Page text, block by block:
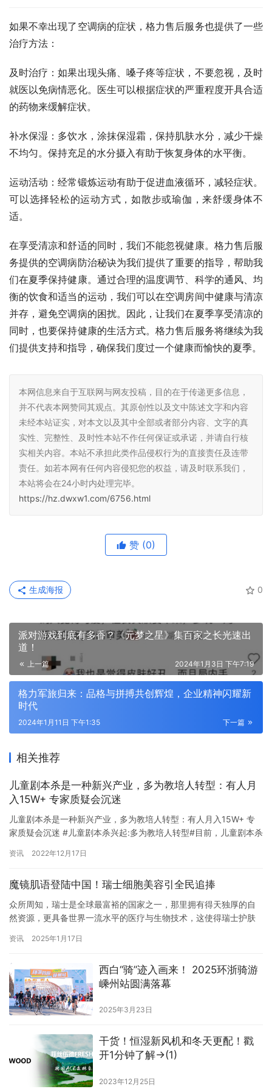
如果不幸出现了空调病的症状，格力售后服务也提供了一些
治疗方法：
及时治疗：如果出现头痛、嗓子疼等症状，不要忽视，及时
就医以免病情恶化。医生可以根据症状的严重程度开具合适
的药物来缓解症状。
补水保湿：多饮水，涂抹保湿霜，保持肌肤水分，减少干燥
不均匀。保持充足的水分摄入有助于恢复身体的水平衡。
运动活动：经常锻炼运动有助于促进血液循环，减轻症状。
可以选择轻松的运动方式，如散步或瑜伽，来舒缓身体不
适。
在享受清凉和舒适的同时，我们不能忽视健康。格力售后服
务提供的空调病防治秘诀为我们提供了重要的指导，帮助我
们在夏季保持健康。通过合理的温度调节、科学的通风、均
衡的饮食和适当的运动，我们可以在空调房间中健康与清凉
并存，避免空调病的困扰。因此，让我们在夏季享受清凉的
同时，也要保持健康的生活方式。格力售后服务将继续为我
们提供支持和指导，确保我们度过一个健康而愉快的夏季。
本网信息来自于互联网与网友投稿，目的在于传递更多信息，
并不代表本网赞同其观点。其原创性以及文中陈述文字和内容
未经本站证实，对本文以及其中全部或者部分内容、文字的真
实性、完整性、及时性本站不作任何保证或承诺，并请自行核
实相关内容。本站不承担此类作品侵权行为的直接责任及连带
责任。如若本网有任何内容侵犯您的权益，请及时联系我们，
本站将会在24小时内处理完毕。
https://hz.dwxw1.com/6756.html
赞 (0)
0
生成海报
派对游戏到底有多香？《元梦之星》集百家之长光速出
道！
上一篇 2024年1月3日 下午7:19
格力军旅归来：品格与拼搏共创辉煌，企业精神闪耀新
时代
下一篇
2024年1月11日 下午1:35
相关推荐
儿童剧本杀是一种新兴产业，多为教培人转型：有人月
入15W+ 专家质疑会沉迷
儿童剧本杀是一种新兴产业，多为教培人转型：有人月入15W+ 专
家质疑会沉迷 #儿童剧本杀兴起:多为教培人转型#目前，儿童剧本杀
也难免存在一些问题。” 剧本的参差不齐、儿童的时间及自主消费力
双减 ” 政策的落地和持续推进，一种新兴的教育娱乐…
资讯 2022年12月17日
魔镜肌语登陆中国！瑞士细胞美容引全民追捧
众所周知，瑞士是全球最富裕的国家之一，那里拥有得天独厚的自
然资源，更具备世界一流水平的医疗与生物技术，这使得瑞士护肤
等国际顶奢护肤品都是原产自瑞士。中国作为全球第一的化妆品消
场，Lé Miroir（中文译名：魔镜肌语）便是其中一…
资讯 2025年1月17日
西白“骑”迹入画来！ 2025环浙骑游
嵊州站圆满落幕
2025年3月23日
干货！恒湿新风机和冬天更配！戳
开1分钟了解→(1)
2023年12月25日